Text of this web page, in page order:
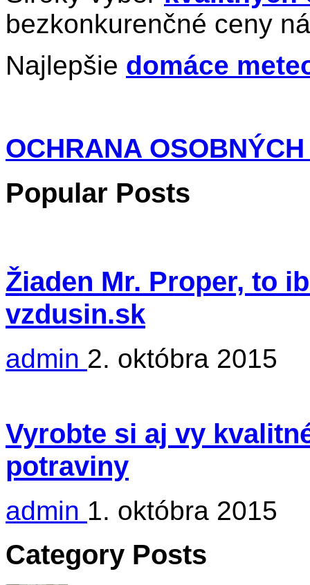
bezkonkurenčné ceny
Najlepšie domáce
OCHRANA
Popular Posts
Žiaden Mr. Proper, to
vzdusin.sk
admin 2. októbra 2015
Vyrobte si aj vy
potraviny
admin 1. októbra 2015
Category Posts